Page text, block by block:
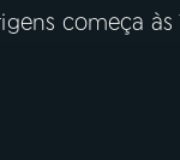
começa às